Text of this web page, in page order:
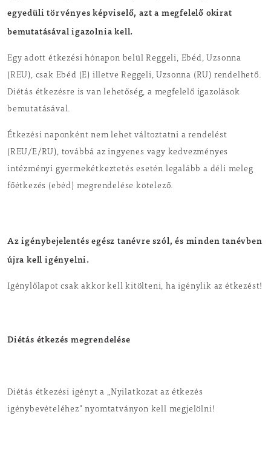
egyedüli törvényes képviselő, azt a megfelelő okirat
bemutatásával igazolnia kell.
Egy adott étkezési hónapon belül Reggeli, Ebéd, Uzsonna
(REU), csak Ebéd (E) illetve Reggeli, Uzsonna (RU) rendelhető.
Diétás étkezésre is van lehetőség, a megfelelő igazolások
bemutatásával.
Étkezési naponként nem lehet változtatni a rendelést
(REU/E/RU), továbbá az ingyenes vagy kedvezményes
intézményi gyermekétkeztetés esetén legalább a déli meleg
főétkezés (ebéd) megrendelése kötelező.
Az igénybejelentés egész tanévre szól, és minden tanévben
újra kell igényelni.
Igénylőlapot csak akkor kell kitölteni, ha igénylik az étkezést!
Diétás étkezés megrendelése
Diétás étkezési igényt a „Nyilatkozat az étkezés
igénybevételéhez” nyomtatványon kell megjelölni!